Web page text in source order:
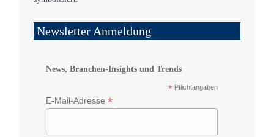
Newsletter Anmeldung
News, Branchen-Insights und Trends
* Pflichtangaben
E-Mail-Adresse *